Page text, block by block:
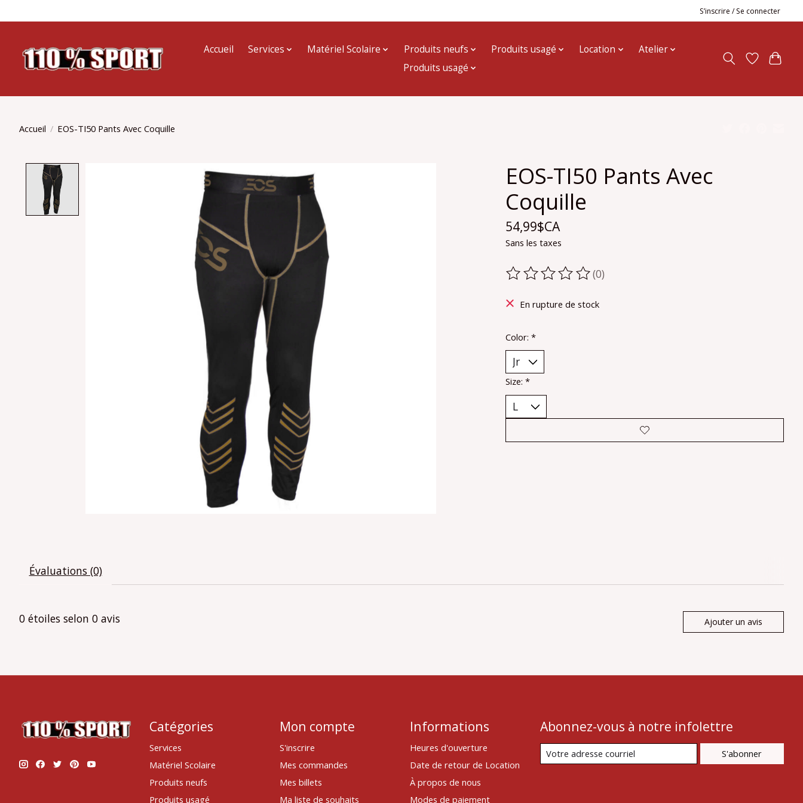
S’inscrire / Se connecter
Accueil Services Matériel Scolaire Produits neufs Produits usagé Location
Atelier
Produits usagé
Accueil / EOS-TI50 Pants Avec Coquille
Product image slideshow Items
EOS-TI50 Pants Avec
Coquille
54,99$CA
Sans les taxes
Ce produit est évalué à
(0)
En rupture de stock
Color: *
Size: *
Évaluations (0)
0 étoiles selon 0 avis Ajouter un avis
Catégories
Services
Matériel Scolaire
Produits neufs
Produits usagé
Mon compte
S'inscrire
Mes commandes
Mes billets
Ma liste de souhaits
Informations
Heures d'ouverture
Date de retour de Location
À propos de nous
Modes de paiement
Abonnez-vous à notre infolettre
S'abonner